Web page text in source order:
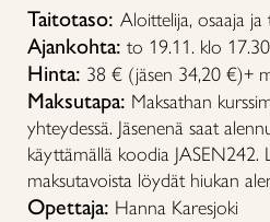
Taitotaso: Aloittelija, osaaja ja
Ajankohta: to 19.11. klo
Hinta: 38 € (jäsen 34,20 €)+
Maksutapa: Maksathan
yhteydessä. Jäsenenä saat
käyttämällä koodia JASEN242.
maksutavoista löydät hiukan
Opettaja: Hanna Karesjoki